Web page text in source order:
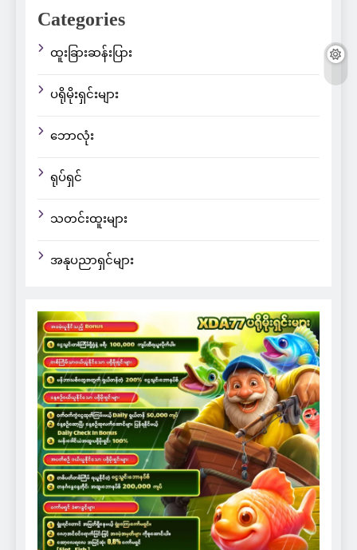
Categories
ထူးခြားဆန်းပြား
ပရိုမိုးရှင်းများ
ဘောလုံး
ရုပ်ရှင်
သတင်းထူးများ
အနုပညာရှင်များ